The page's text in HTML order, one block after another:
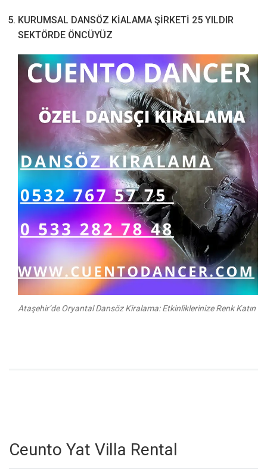
KURUMSAL DANSÖZ KİALAMA ŞİRKETİ 25 YILDIR
SEKTÖRDE ÖNCÜYÜZ
Ataşehir’de Oryantal Dansöz Kiralama: Etkinliklerinize Renk Katın
Ceunto Yat Villa Rental